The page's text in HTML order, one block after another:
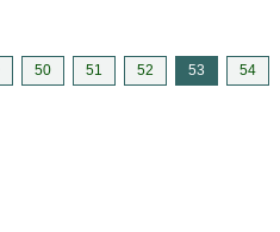
50 51 52 53 54